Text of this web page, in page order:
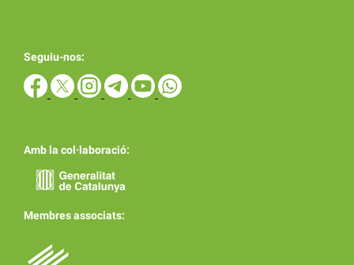
Seguiu-nos:
Amb la col·laboració:
Membres associats: